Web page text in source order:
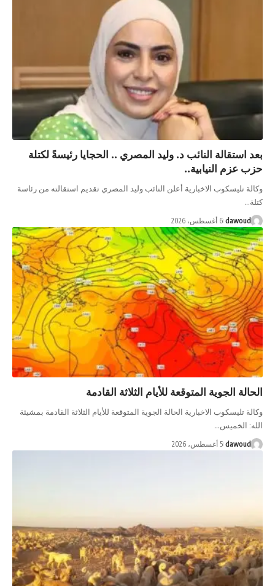
بعد استقالة النائب د. وليد المصري .. الحجايا رئيسةً لكتلة
حزب عزم النيابية..
وكالة تليسكوب الاخبارية أعلن النائب وليد المصري تقديم استقالته من رئاسة
كتلة…
dawoud 6 أغسطس، 2026
الحالة الجوية المتوقعة للأيام الثلاثة القادمة
وكالة تليسكوب الاخبارية الحالة الجوية المتوقعة للأيام الثلاثة القادمة بمشيئة
الله: الخميس…
dawoud 5 أغسطس، 2026